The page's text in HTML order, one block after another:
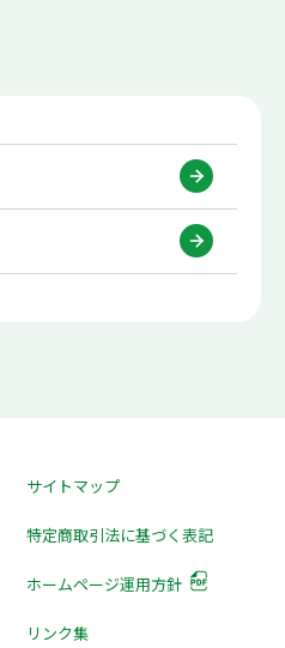
サイトマップ
特定商取引法に基づく表記
ホームページ運用方針
リンク集